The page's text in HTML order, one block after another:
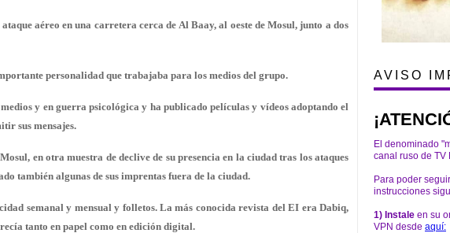
aéreo en una carretera cerca de Al Baay, al oeste de Mosul, junto a dos
personalidad que trabajaba para los medios del grupo.
y en guerra psicológica y ha publicado películas y vídeos adoptando el
sus mensajes.
en otra muestra de declive de su presencia en la ciudad tras los ataques
también algunas de sus imprentas fuera de la ciudad.
semanal y mensual y folletos. La más conocida revista del EI era Dabiq,
tanto en papel como en edición digital.
AVISO
El denominado
canal ruso de TV
Para poder
instrucciones
1) Instale en su
VPN desde aquí: